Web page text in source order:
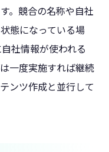
。競合の名称や自社
態になっている場
社情報が使われる
一度実施すれば継続
ンツ作成と並行して